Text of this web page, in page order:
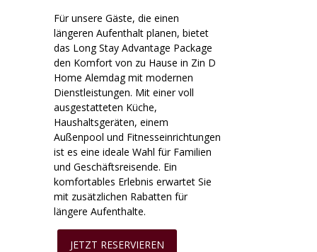
Für unsere Gäste, die einen
längeren Aufenthalt planen, bietet
das Long Stay Advantage Package
den Komfort von zu Hause in Zin D
Home Alemdag mit modernen
Dienstleistungen. Mit einer voll
ausgestatteten Küche,
Haushaltsgeräten, einem
Außenpool und Fitnesseinrichtungen
ist es eine ideale Wahl für Familien
und Geschäftsreisende. Ein
komfortables Erlebnis erwartet Sie
mit zusätzlichen Rabatten für
längere Aufenthalte.
JETZT RESERVIEREN